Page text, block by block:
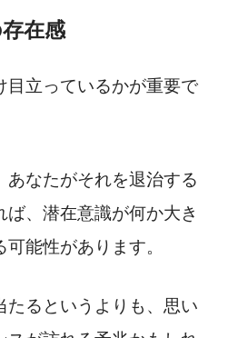
在感
目立っているかが重要で
あなたがそれを退治する
ば、潜在意識が何か大き
能性があります。
たるというよりも、思い